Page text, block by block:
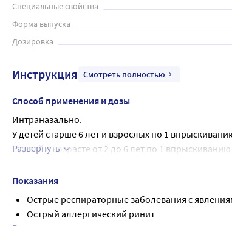
Специальные свойства
Форма выпуска
Дозировка
Инструкция Смотреть полностью
Способ применения и дозы
Интраназально.
У детей старше 6 лет и взрослых по 1
У детей в возрасте от 2 до 6 лет по 1
Препарат у детей следует применять под
Развернуть
Показания
Острые респираторные заболевания с
Острый аллергический ринит